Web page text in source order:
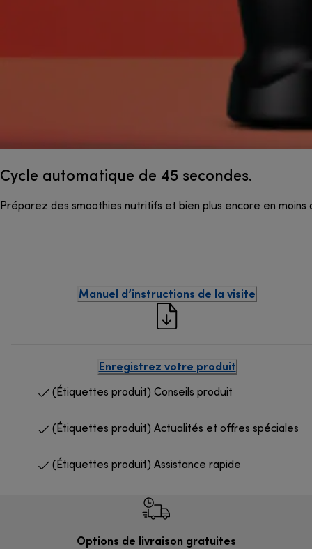
Cycle automatique de 45 secondes.
Préparez des smoothies nutritifs et bien plus encore en
Manuel d’instructions de la visite
Enregistrez votre produit
(Étiquettes produit) Conseils produit
(Étiquettes produit) Actualités et offres spéciales
(Étiquettes produit) Assistance rapide
Options de livraison gratuites